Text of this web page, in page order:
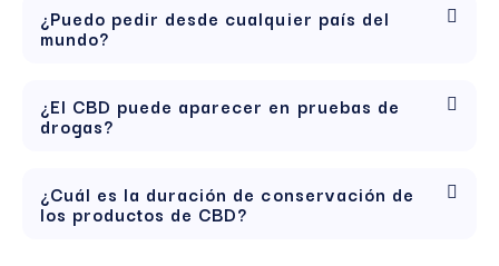
¿Puedo pedir desde cualquier país del
mundo?
¿El CBD puede aparecer en pruebas de
drogas?
¿Cuál es la duración de conservación de
los productos de CBD?